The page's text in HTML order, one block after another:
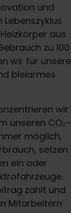
und
aus
zu 100
wir für unsere
bleiarmes
wir
unseren CO₂-
möglich,
setzen
ein oder
zählt und
Mitarbeitern